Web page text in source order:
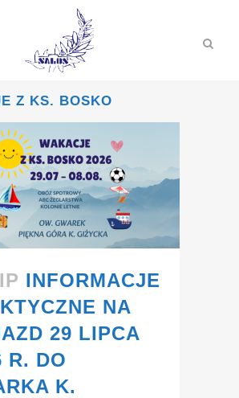
Z KS. BOSKO
INFORMACJE
NA
29 LIPCA
R. DO
K.